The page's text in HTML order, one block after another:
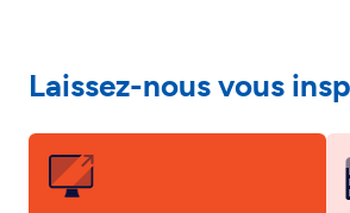
Laissez-nous vous